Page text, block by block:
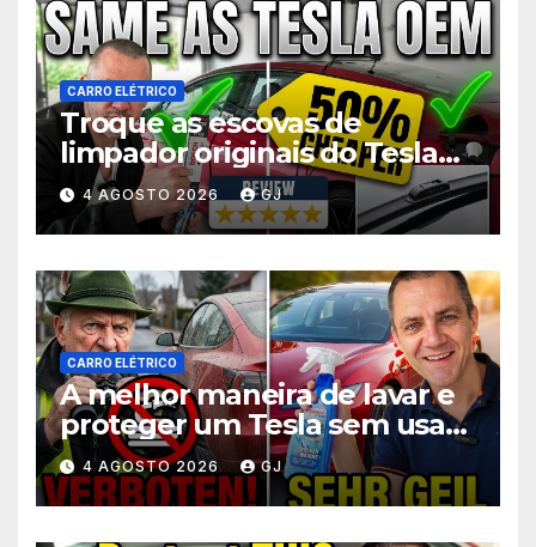
CARRO ELÉTRICO
Troque as escovas de
limpador originais do Tesla
Model 3 pela metade do
preço
4 AGOSTO 2026 GJ
CARRO ELÉTRICO
A melhor maneira de lavar e
proteger um Tesla sem usar
água durante uma viagem
4 AGOSTO 2026 GJ